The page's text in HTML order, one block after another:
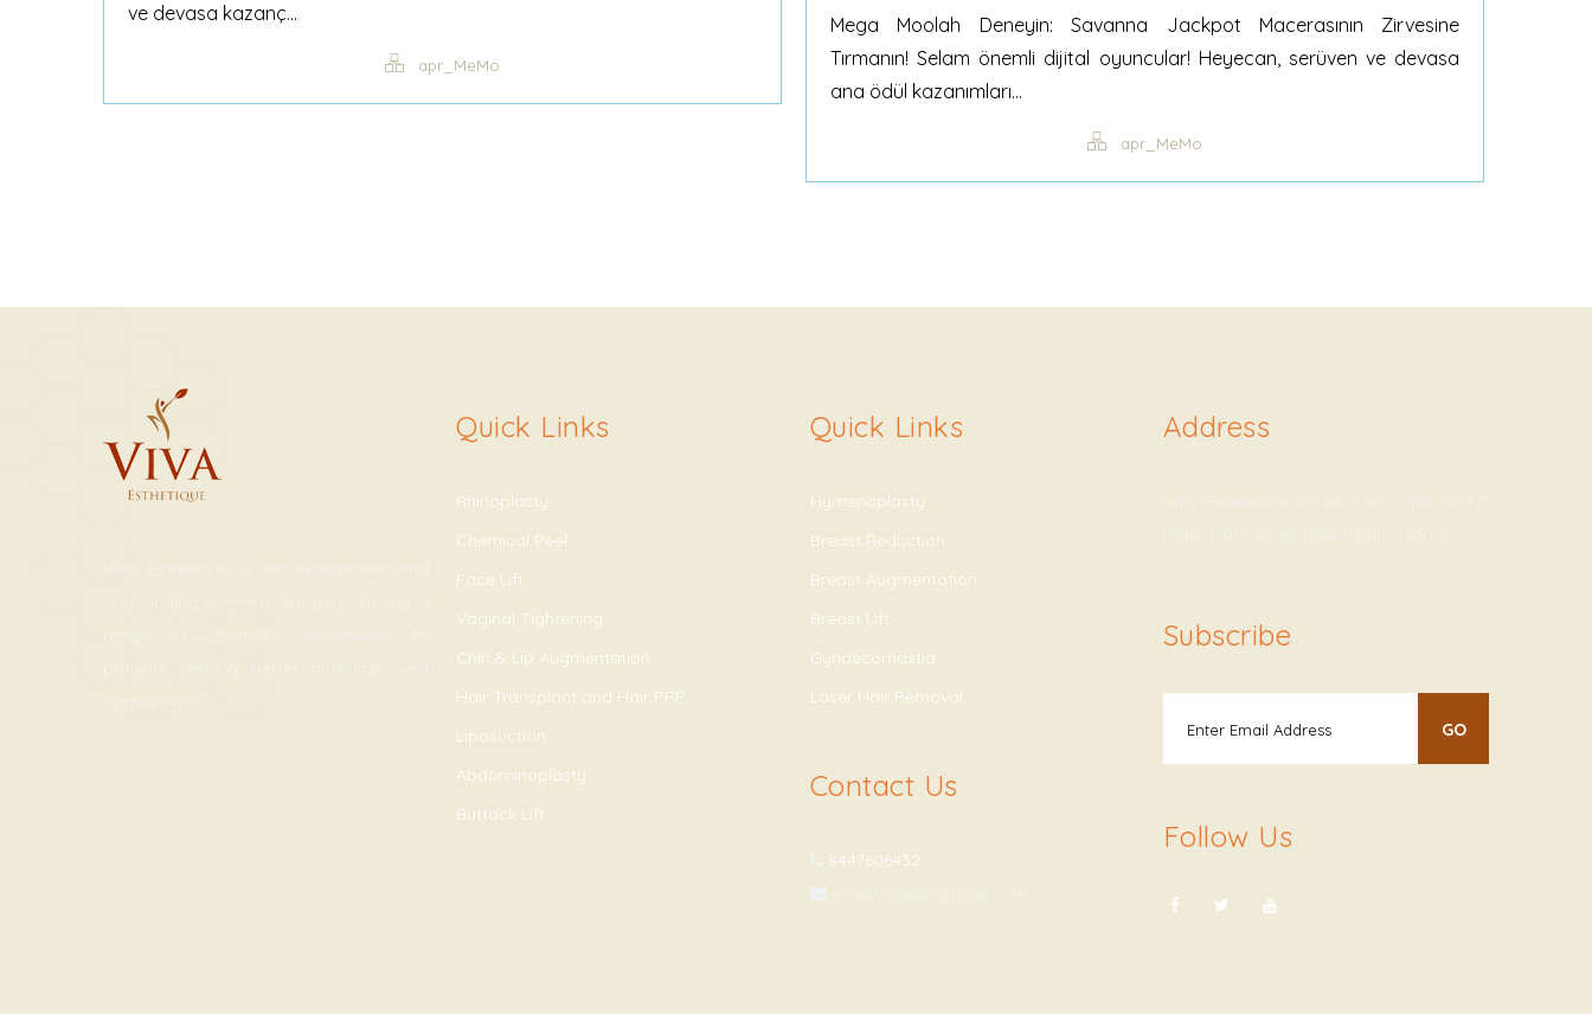
ve devasa kazanç...
apr_MeMo
Mega Moolah Deneyin: Savanna Jackpot Macerasının Zirvesine
Tırmanın! Selam önemli dijital oyuncular! Heyecan, serüven ve devasa
ana ödül kazanımları...
apr_MeMo
Viva Esthetique is an exceptional and
outstanding cosmetic surgery offering a
range of cosmetic treatments to
patients seeking better and improved
appearance.
Quick Links
Rhinoplasty
Chemical Peel
Face Lift
Vaginal Tightening
Chin & Lip Augmentation
Hair Transplant and Hair PRP
Liposuction
Abdominoplasty
Buttock Lift
Quick Links
Hymenoplasty
Breast Reduction
Breast Augmentation
Breast Lift
Gynaecomastia
Laser Hair Removal
Contact Us
8447606432
info@vivaesthetique.com
Address
Viva Esthetique, D-12A, LGF, Opp. HDFC
Bank, Hauz Khas, New Delhi – 110016
Subscribe
Follow Us